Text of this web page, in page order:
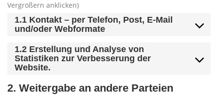
Vergrößern anklicken)
1.1 Kontakt – per Telefon, Post, E-Mail
und/oder Webformate
1.2 Erstellung und Analyse von
Statistiken zur Verbesserung der
Website.
2. Weitergabe an andere Parteien